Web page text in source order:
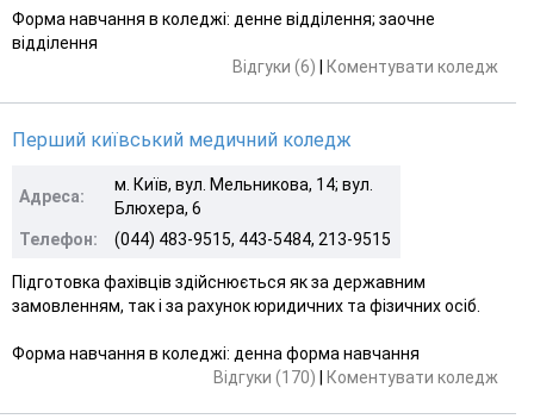
Форма навчання в коледжі: денне відділення; заочне
відділення
Відгуки (6)
Коментувати коледж
Перший київський медичний коледж
Адреса:
м. Київ, вул. Мельникова, 14; вул.
Блюхера, 6
Телефон:
(044) 483-9515, 443-5484, 213-9515
Підготовка фахівців здійснюється як за державним
замовленням, так і за рахунок юридичних та фізичних осіб.
Форма навчання в коледжі: денна форма навчання
Відгуки (170)
Коментувати коледж